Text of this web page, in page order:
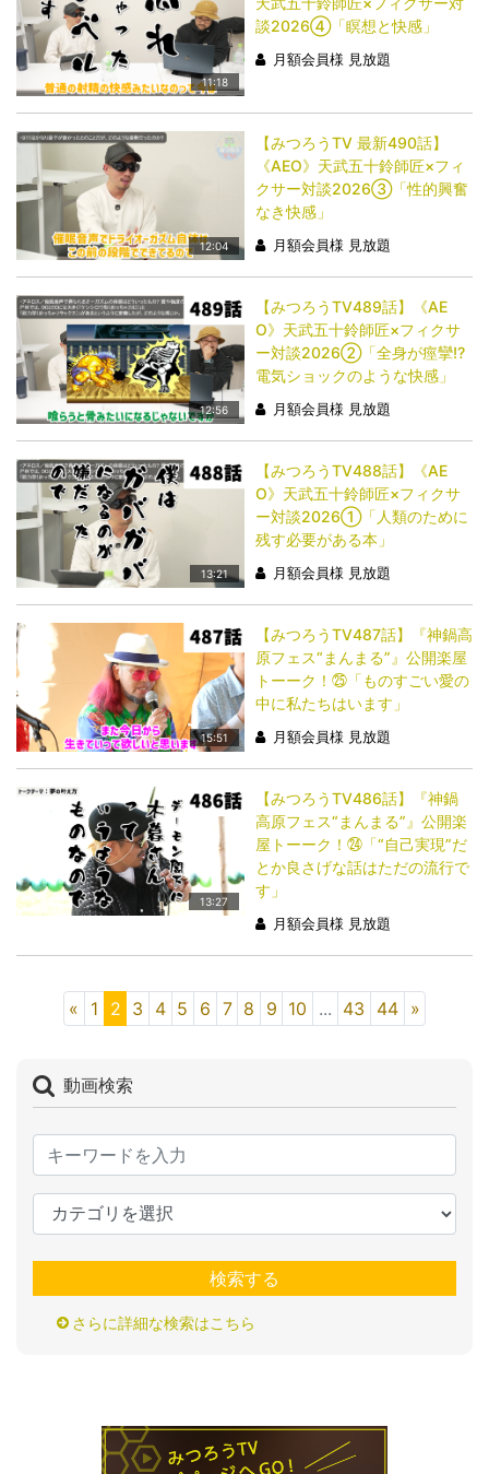
11:18
談2026④「瞑想と快感」
月額会員様 見放題
12:04
【みつろうTV 最新490話】
《AEO》天武五十鈴師匠×フィ
クサー対談2026③「性的興奮
なき快感」
月額会員様 見放題
12:56
【みつろうTV489話】《AE
O》天武五十鈴師匠×フィクサ
ー対談2026②「全身が痙攣!?
電気ショックのような快感」
月額会員様 見放題
13:21
【みつろうTV488話】《AE
O》天武五十鈴師匠×フィクサ
ー対談2026①「人類のために
残す必要がある本」
月額会員様 見放題
15:51
【みつろうTV487話】『神鍋高
原フェス“まんまる”』公開楽屋
トーーク！㉕「ものすごい愛の
中に私たちはいます」
月額会員様 見放題
13:27
【みつろうTV486話】『神鍋
高原フェス“まんまる”』公開楽
屋トーーク！㉔「“自己実現”だ
とか良さげな話はただの流行で
す」
月額会員様 見放題
« 1 2 3 4 5 6 7 8 9 10 ... 43 44 »
動画検索
検索する
さらに詳細な検索はこちら